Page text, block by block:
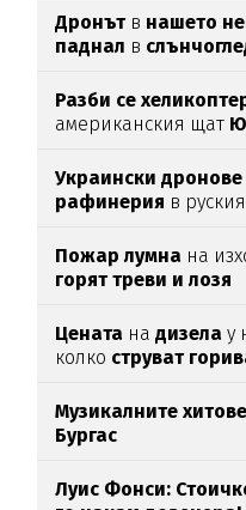
Дронътв нашето
паднал в
Разби се
американския щат
Украински
рафинерия в руския
Пожар лумна на
горят треви и лозя
Цената надизела у
колко струват
Музикалните
Бургас
Луис Фонси: